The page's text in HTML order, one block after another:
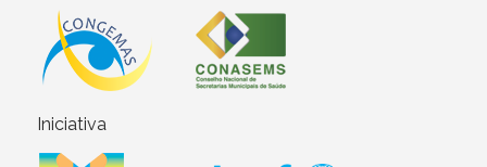
Iniciativa